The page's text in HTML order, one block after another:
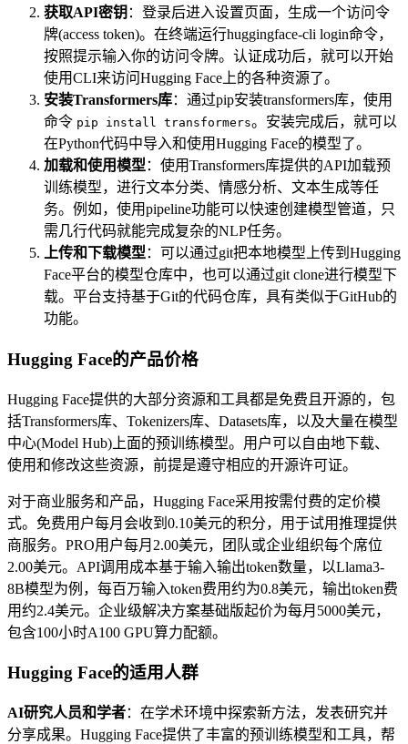
获取API密钥 ：登录后进入设置页面，生成一个访问令
牌(access token)。在终端运行huggingface-cli login命令，
按照提示输入你的访问令牌。认证成功后，就可以开始
使用CLI来访问Hugging Face上的各种资源了。
安装Transformers库：通过pip安装transformers库，使用
命令 pip install transformers。安装完成后，就可以
在Python代码中导入和使用Hugging Face的模型了。
加载和使用模型 ：使用Transformers库提供的API加载预
训练模型，进行文本分类、情感分析、文本生成等任
务。例如，使用pipeline功能可以快速创建模型管道，只
需几行代码就能完成复杂的NLP任务。
上传和下载模型 ：可以通过git把本地模型上传到Hugging
Face平台的模型仓库中，也可以通过git clone进行模型下
载。平台支持基于Git的代码仓库，具有类似于GitHub的
功能。
Hugging Face的产品价格
Hugging Face提供的大部分资源和工具都是免费且开源的，包
括Transformers库、Tokenizers库、Datasets库，以及大量在模型
中心(Model Hub)上面的预训练模型。用户可以自由地下载、
使用和修改这些资源，前提是遵守相应的开源许可证。
对于商业服务和产品，Hugging Face采用按需付费的定价模
式。免费用户每月会收到0.10美元的积分，用于试用推理提供
商服务。PRO用户每月2.00美元，团队或企业组织每个席位
2.00美元。API调用成本基于输入输出token数量，以Llama3-
8B模型为例，每百万输入token费用约为0.8美元，输出token费
用约2.4美元。企业级解决方案基础版起价为每月5000美元，
包含100小时A100 GPU算力配额。
Hugging Face的适用人群
AI研究人员和学者：在学术环境中探索新方法，发表研究并
分享成果。Hugging Face提供了丰富的预训练模型和工具，帮